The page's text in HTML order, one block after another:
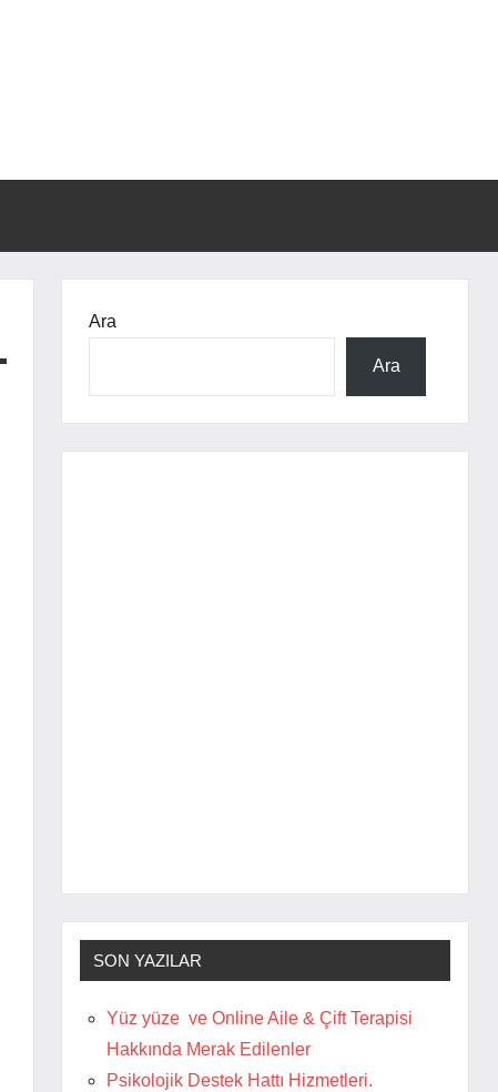
Ara
Ara
SON YAZILAR
Yüz yüze ve Online Aile & Çift Terapisi
Hakkında Merak Edilenler
Psikolojik Destek Hattı Hizmetleri.